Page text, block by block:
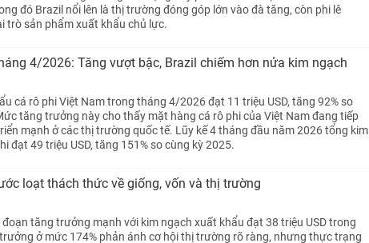
đó Brazil nổi lên là thị trường đóng góp lớn vào đà tăng, còn phi lê
trò sản phẩm xuất khẩu chủ lực.
4/2026: Tăng vượt bậc, Brazil chiếm hơn nửa kim ngạch
cá rô phi Việt Nam trong tháng 4/2026 đạt 11 triệu USD, tăng 92% so
tăng trưởng này cho thấy mặt hàng cá rô phi của Việt Nam đang tiếp
mạnh ở các thị trường quốc tế. Lũy kế 4 tháng đầu năm 2026 tổng kim
đạt 49 triệu USD, tăng 151% so cùng kỳ 2025.
loạt thách thức về giống, vốn và thị trường
tăng trưởng mạnh với kim ngạch xuất khẩu đạt 38 triệu USD trong
ở mức 174% phản ánh cơ hội thị trường rõ ràng, nhưng thực trạng